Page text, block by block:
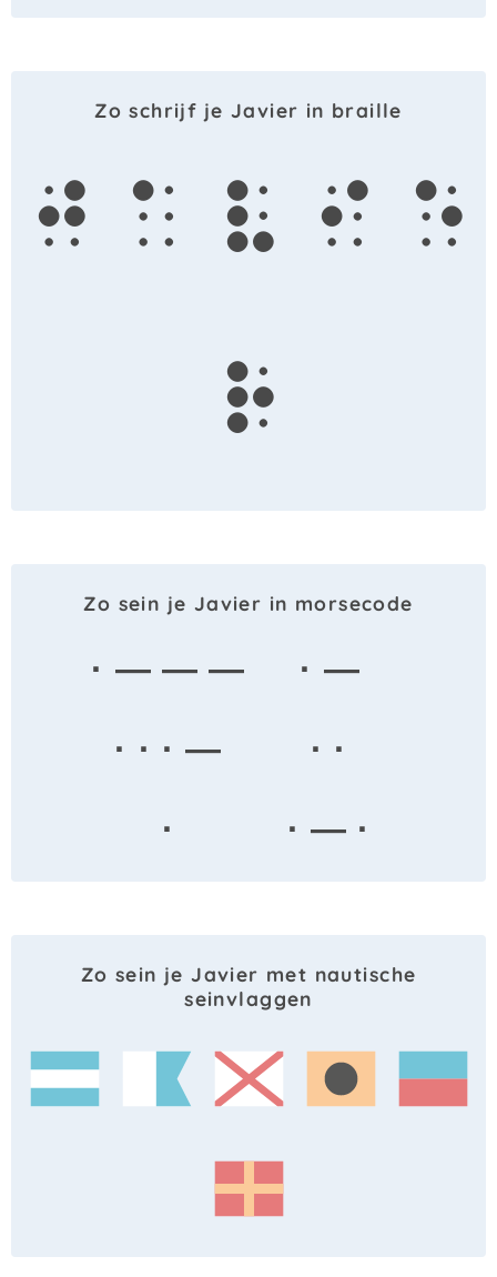
Zo schrijf je Javier in braille
j a v i e
r
Zo sein je Javier in morsecode
· — — —
· —
· · · —
· ·
·
· — ·
Zo sein je Javier met nautische
seinvlaggen